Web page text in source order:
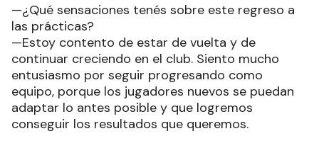
—¿Qué sensaciones tenés sobre este regreso a
las prácticas?
—Estoy contento de estar de vuelta y de
continuar creciendo en el club. Siento mucho
entusiasmo por seguir progresando como
equipo, porque los jugadores nuevos se puedan
adaptar lo antes posible y que logremos
conseguir los resultados que queremos.